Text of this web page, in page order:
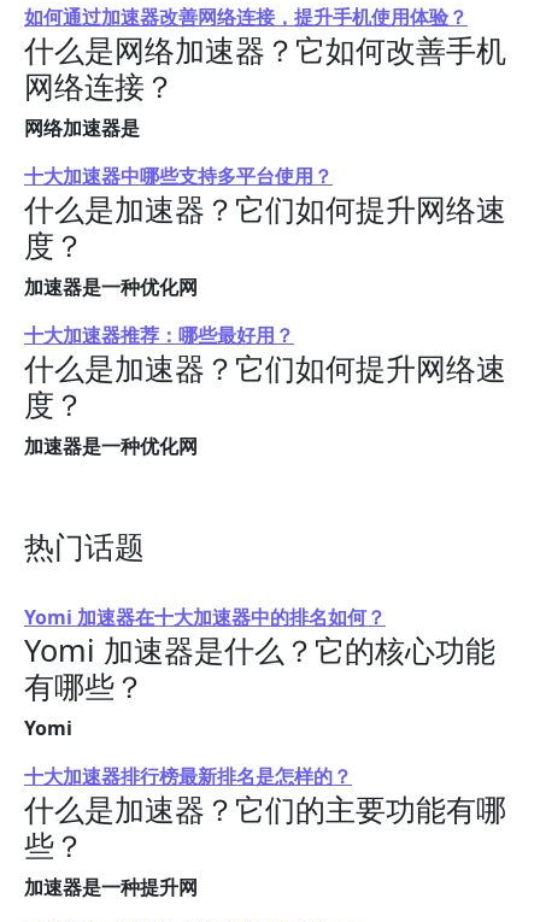
如何通过加速器改善网络连接，提升手机使用体验？
什么是网络加速器？它如何改善手机
网络连接？
网络加速器是
十大加速器中哪些支持多平台使用？
什么是加速器？它们如何提升网络速
度？
加速器是一种优化网
十大加速器推荐：哪些最好用？
什么是加速器？它们如何提升网络速
度？
加速器是一种优化网
热门话题
Yomi 加速器在十大加速器中的排名如何？
Yomi 加速器是什么？它的核心功能
有哪些？
Yomi
十大加速器排行榜最新排名是怎样的？
什么是加速器？它们的主要功能有哪
些？
加速器是一种提升网